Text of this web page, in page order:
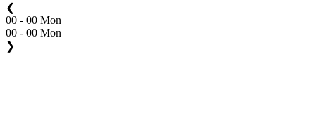
❮
00 - 00 Mon
00 - 00 Mon
❯